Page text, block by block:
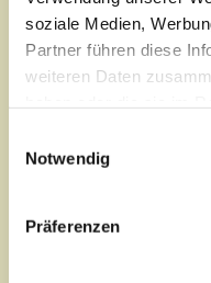
soziale Medien,
Partner führen diese
weiteren Daten
Notwendig
Präferenzen